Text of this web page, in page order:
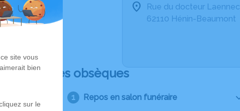
Rue du docteur Laennec
62110 Hénin-Beaumont
Déroulé des obsèques
Repos en salon funéraire